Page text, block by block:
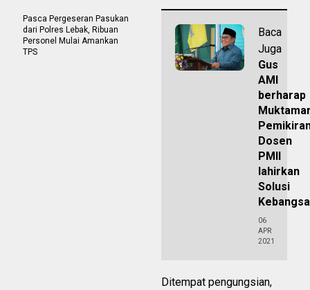
Baca
Juga
Gus
AMI
berharap
Dosen
PMII
lahirkan
Solusi
06
APR
2021
Ditempat pengungsian,
Pasca Pergeseran Pasukan
dari Polres Lebak, Ribuan
Personel Mulai Amankan
TPS